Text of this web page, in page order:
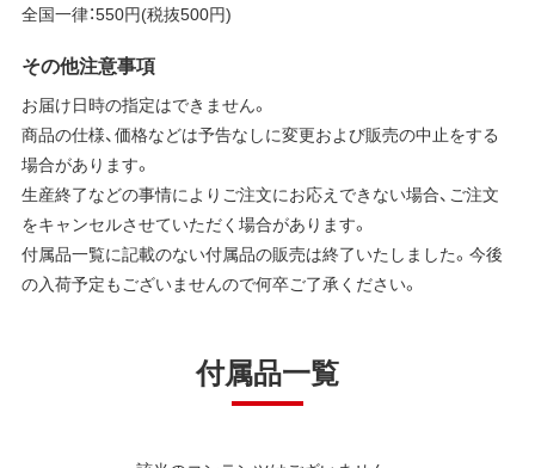
全国一律：550円(税抜500円)
その他注意事項
お届け日時の指定はできません。
商品の仕様、価格などは予告なしに変更および販売の中止をする
場合があります。
生産終了などの事情によりご注文にお応えできない場合、ご注文
をキャンセルさせていただく場合があります。
付属品一覧に記載のない付属品の販売は終了いたしました。今後
の入荷予定もございませんので何卒ご了承ください。
付属品一覧